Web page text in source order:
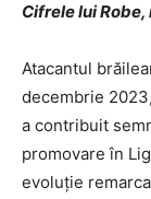
Cifrele lui
Atacantul
decembrie
a contribuit
promovare în
evoluție